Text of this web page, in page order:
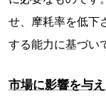
せ、摩耗率を低下
する能力に基づい
市場に影響を与